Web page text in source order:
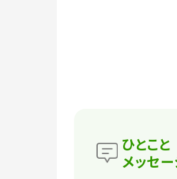
ひとこと
メッセ